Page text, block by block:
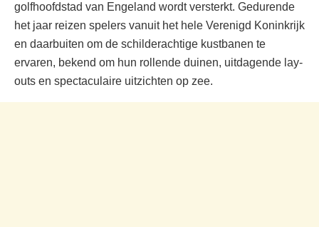
golfhoofdstad van Engeland wordt versterkt. Gedurende
het jaar reizen spelers vanuit het hele Verenigd Koninkrijk
en daarbuiten om de schilderachtige kustbanen te
ervaren, bekend om hun rollende duinen, uitdagende lay-
outs en spectaculaire uitzichten op zee.